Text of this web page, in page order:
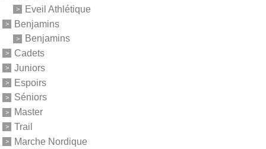
Eveil Athlétique
Benjamins
Benjamins
Cadets
Juniors
Espoirs
Séniors
Master
Trail
Marche Nordique